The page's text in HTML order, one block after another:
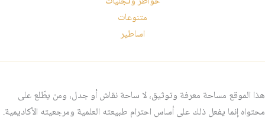
متنوعات
اساطير
هذا الموقع مساحة معرفة وتوثيق، لا ساحة نقاش أو جدل، ومن يطّلع على
محتواه إنما يفعل ذلك على أساس احترام طبيعته العلمية ومرجعيته الأكاديمية.